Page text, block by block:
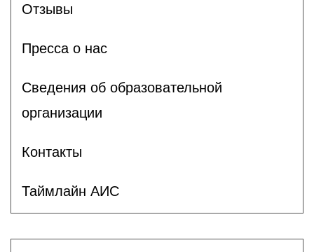
Отзывы
Пресса о нас
Сведения об образовательной
организации
Контакты
Таймлайн АИС